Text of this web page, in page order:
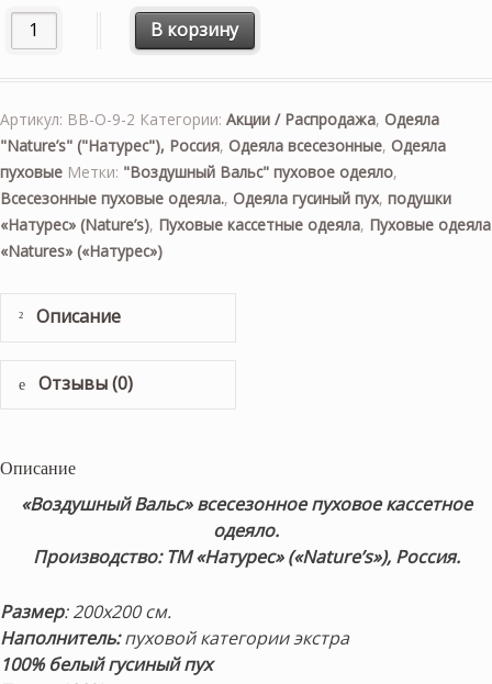
Количество товара «Воздушный Вальс» 200х200см.
В корзину
Артикул: ВВ-О-9-2 Категории: Акции / Распродажа, Одеяла
"Nature’s" ("Натурес"), Россия, Одеяла всесезонные, Одеяла
пуховые Метки: "Воздушный Вальс" пуховое одеяло,
Всесезонные пуховые одеяла., Одеяла гусиный пух, подушки
«Натурес» (Nature’s), Пуховые кассетные одеяла, Пуховые одеяла
«Natures» («Натурес»)
Описание
Отзывы (0)
Описание
«Воздушный Вальс» всесезонное пуховое кассетное
одеяло.
Производство: ТМ «Натурес» («Nature’s»), Россия.
Размер: 200х200 см.
Наполнитель:пуховой категории экстра
100% белый гусиный пух